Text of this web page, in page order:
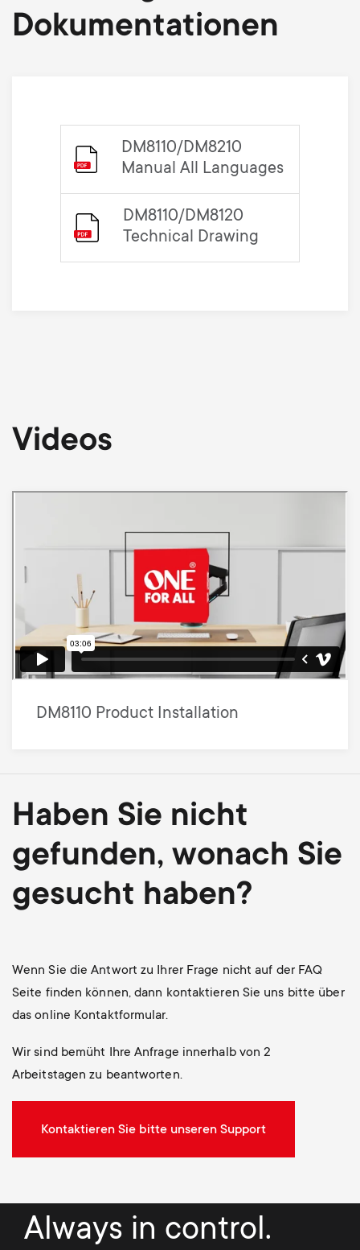
Dokumentationen
DM8110/DM8210
Manual All Languages
DM8110/DM8120
Technical Drawing
Videos
DM8110 Product Installation
Haben Sie nicht
gefunden, wonach Sie
gesucht haben?
Wenn Sie die Antwort zu Ihrer Frage nicht auf der FAQ
Seite finden können, dann kontaktieren Sie uns bitte über
das online Kontaktformular.
Wir sind bemüht Ihre Anfrage innerhalb von 2
Arbeitstagen zu beantworten.
Kontaktieren Sie bitte unseren Support
Always in control.